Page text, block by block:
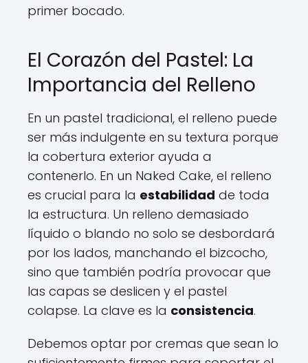
primer bocado.
El Corazón del Pastel: La
Importancia del Relleno
En un pastel tradicional, el relleno puede
ser más indulgente en su textura porque
la cobertura exterior ayuda a
contenerlo. En un Naked Cake, el relleno
es crucial para la estabilidad de toda
la estructura. Un relleno demasiado
líquido o blando no solo se desbordará
por los lados, manchando el bizcocho,
sino que también podría provocar que
las capas se deslicen y el pastel
colapse. La clave es la consistencia.
Debemos optar por cremas que sean lo